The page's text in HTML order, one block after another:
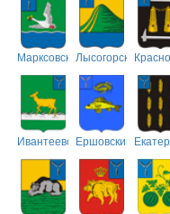
МарксовскийЛысогорский
ИвантеевскийЕршовский